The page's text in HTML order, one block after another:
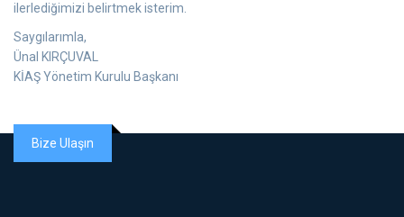
ilerlediğimizi belirtmek isterim.
Saygılarımla,
Ünal KIRÇUVAL
KİAŞ Yönetim Kurulu Başkanı
Bize Ulaşın